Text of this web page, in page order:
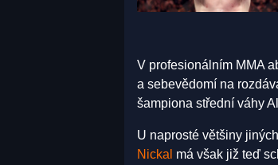
V profesionálním MMA
a sebevědomí na
šampiona střední váhy
U naprosté většiny
Nickal má však již teď